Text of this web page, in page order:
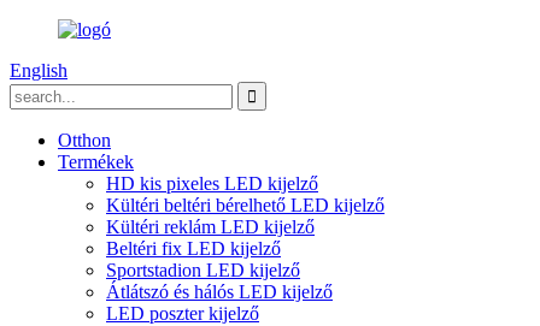
English
Otthon
Termékek
HD kis pixeles LED kijelző
Kültéri beltéri bérelhető LED kijelző
Kültéri reklám LED kijelző
Beltéri fix LED kijelző
Sportstadion LED kijelző
Átlátszó és hálós LED kijelző
LED poszter kijelző